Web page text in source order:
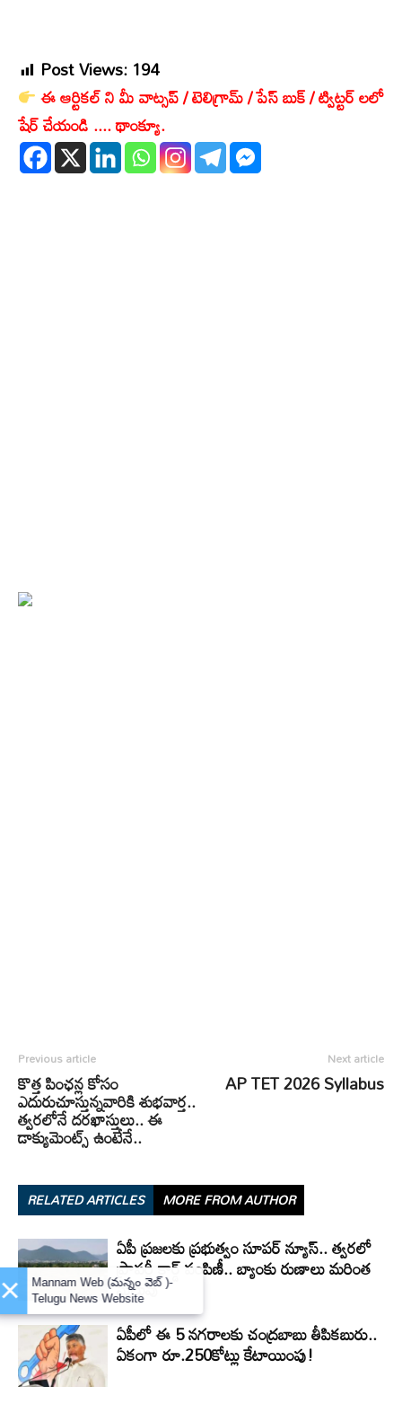
Post Views:194
ఈ ఆర్టికల్ ని మీ వాట్సప్ / టెలిగ్రామ్ / పేస్ బుక్ / ట్విట్టర్ లలో
షేర్ చేయండి .... థాంక్యూ.
Previous article
కొత్త పింఛన్ల కోసం
ఎదురుచూస్తున్నవారికి శుభవార్త..
త్వరలోనే దరఖాస్తులు.. ఈ
డాక్యుమెంట్స్ ఉంటేనే..
Next article
AP TET 2026 Syllabus
RELATED ARTICLES MORE FROM AUTHOR
ఏపీ ప్రజలకు ప్రభుత్వం సూపర్ న్యూస్.. త్వరలో
ప్రాపర్టీ కార్డ్ పంపిణీ.. బ్యాంకు రుణాలు మరింత
సులువు
ఏపీలో ఈ 5 నగరాలకు చంద్రబాబు తీపికబురు..
ఏకంగా రూ.250కోట్లు కేటాయింపు!
×
Mannam Web (మన్నం వెబ్ )-
Telugu News Website